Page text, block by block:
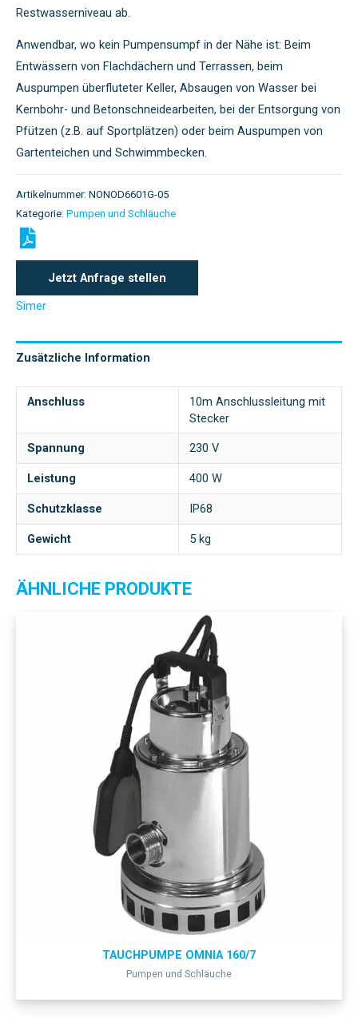
Restwasserniveau ab.
Anwendbar, wo kein Pumpensumpf in der Nähe ist: Beim
Entwässern von Flachdächern und Terrassen, beim
Auspumpen überfluteter Keller, Absaugen von Wasser bei
Kernbohr- und Betonschneidearbeiten, bei der Entsorgung von
Pfützen (z.B. auf Sportplätzen) oder beim Auspumpen von
Gartenteichen und Schwimmbecken.
Artikelnummer: NONOD6601G-05
Kategorie: Pumpen und Schläuche
Jetzt Anfrage stellen
Simer
Zusätzliche Information
Anschluss
10m Anschlussleitung mit
Stecker
Spannung 230 V
Leistung 400 W
Schutzklasse IP68
Gewicht 5 kg
ÄHNLICHE PRODUKTE
TAUCHPUMPE OMNIA 160/7
Pumpen und Schläuche